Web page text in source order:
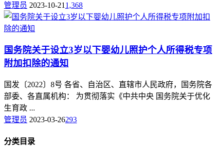
管理员 2023-10-21 1,368
国务院关于设立3岁以下婴幼儿照护个人所得税专项
附加扣除的通知
国发〔2022〕8号 各省、自治区、直辖市人民政府，国务院各
部委、各直属机构： 为贯彻落实《中共中央 国务院关于优化
生育政 ...
管理员 2023-03-26293
分类目录